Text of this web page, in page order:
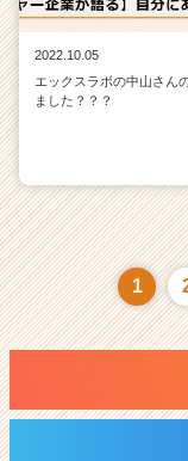
2022.10.05
エックスラボの中山さん
ました？？？
1